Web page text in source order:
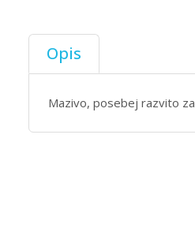
Opis
Mazivo, posebej razvito